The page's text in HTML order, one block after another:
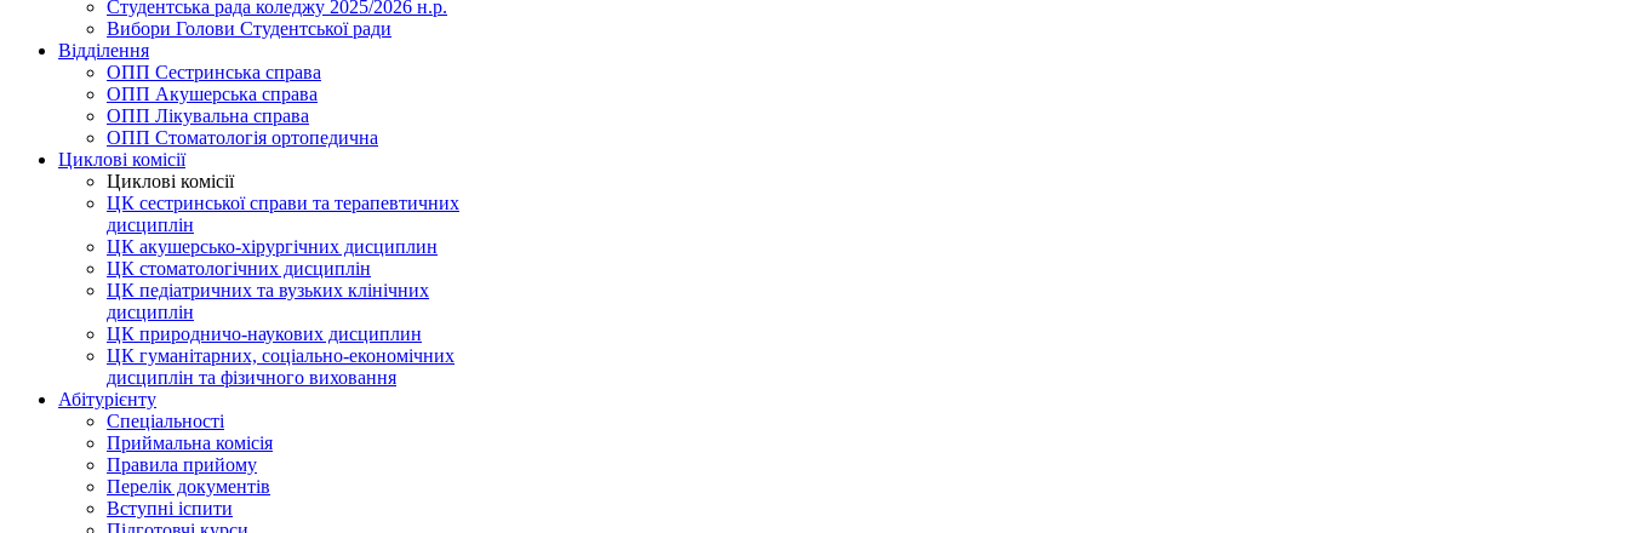
Студентська рада коледжу 2025/2026 н.р.
Вибори Голови Студентської ради
Відділення
ОПП Сестринська справа
ОПП Акушерська справа
ОПП Лікувальна справа
ОПП Стоматологія ортопедична
Циклові комісії
Циклові комісії
ЦК сестринської справи та терапевтичних
дисциплін
ЦК акушерсько-хірургічних дисциплин
ЦК стоматологічних дисциплін
ЦК педіатричних та вузьких клінічних
дисциплін
ЦК природничо-наукових дисциплин
ЦК гуманітарних, соціально-економічних
дисциплін та фізичного виховання
Абітурієнту
Спеціальності
Приймальна комісія
Правила прийому
Перелік документів
Вступні іспити